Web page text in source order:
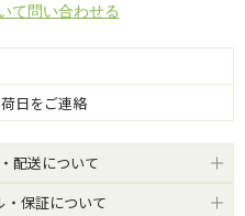
て問い合わせる
日をご連絡
配送について
・保証について